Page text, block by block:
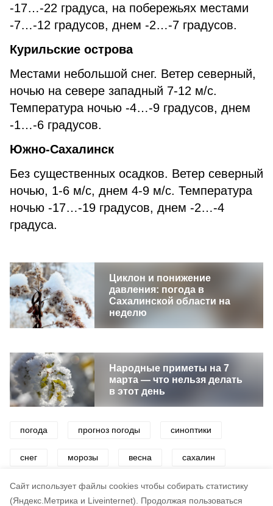
Cайт использует файлы cookies чтобы собирать статистику
(Яндекс.Метрика и Liveinternet).
Продолжая пользоваться
-17…-22 градуса, на побережьях местами
-7…-12 градусов, днем -2…-7 градусов.
Курильские острова
Местами небольшой снег. Ветер северный,
ночью на севере западный 7-12 м/с.
Температура ночью -4…-9 градусов, днем
-1…-6 градусов.
Южно-Сахалинск
Без существенных осадков. Ветер северный
ночью, 1-6 м/с, днем 4-9 м/с. Температура
ночью -17…-19 градусов, днем -2…-4
градуса.
Циклон и понижение
давления: погода в
Сахалинской области на
неделю
Народные приметы на 7
марта — что нельзя делать
в этот день
погода прогноз погоды синоптики
снег морозы весна сахалин
сахалин и курилы сахалинская область